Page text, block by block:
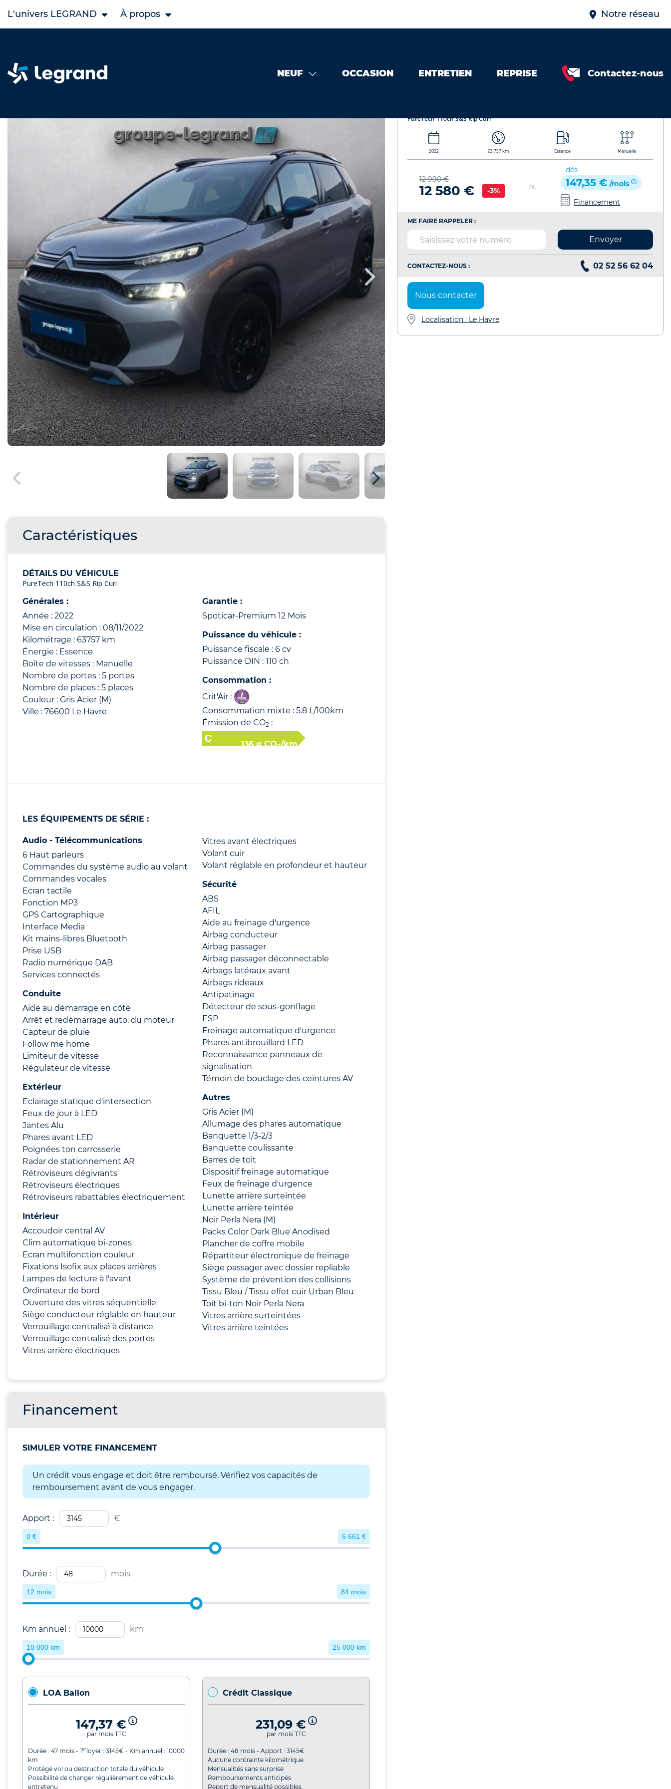
L'univers LEGRAND À propos Notre réseau
NEUF OCCASION ENTRETIEN REPRISE Contactez-nous
Accueil Legrand Occasion
PureTech 110ch S&S Rip Curl
2022 63 757 km Essence Manuelle
12 990 €
12 580 € -3% OU
dès
147,35 € /mois
Financement
ME FAIRE RAPPELER :
Envoyer
CONTACTEZ-NOUS : 02 52 56 62 04
Nous contacter
Localisation : Le Havre
Caractéristiques
DÉTAILS DU VÉHICULE
PureTech 110ch S&S Rip Curl
Générales :
Année : 2022
Mise en circulation : 08/11/2022
Kilométrage : 63757 km
Énergie : Essence
Boîte de vitesses : Manuelle
Nombre de portes : 5 portes
Nombre de places : 5 places
Couleur : Gris Acier (M)
Ville : 76600 Le Havre
Garantie :
Spoticar-Premium 12 Mois
Puissance du véhicule :
Puissance fiscale : 6 cv
Puissance DIN : 110 ch
Consommation :
Crit'Air :
Consommation mixte : 5.8 L/100km
Émission de CO2 :
136 g CO2/km
LES ÉQUIPEMENTS DE SÉRIE :
Audio - Télécommunications
6 Haut parleurs
Commandes du système audio au volant
Commandes vocales
Ecran tactile
Fonction MP3
GPS Cartographique
Interface Media
Kit mains-libres Bluetooth
Prise USB
Radio numérique DAB
Services connectés
Conduite
Aide au démarrage en côte
Arrêt et redémarrage auto. du moteur
Capteur de pluie
Follow me home
Limiteur de vitesse
Régulateur de vitesse
Extérieur
Eclairage statique d'intersection
Feux de jour à LED
Jantes Alu
Phares avant LED
Poignées ton carrosserie
Radar de stationnement AR
Rétroviseurs dégivrants
Rétroviseurs électriques
Rétroviseurs rabattables électriquement
Intérieur
Accoudoir central AV
Clim automatique bi-zones
Ecran multifonction couleur
Fixations Isofix aux places arrières
Lampes de lecture à l'avant
Ordinateur de bord
Ouverture des vitres séquentielle
Siège conducteur réglable en hauteur
Verrouillage centralisé à distance
Verrouillage centralisé des portes
Vitres arrière électriques
Vitres avant électriques
Volant cuir
Volant réglable en profondeur et hauteur
Sécurité
ABS
AFIL
Aide au freinage d'urgence
Airbag conducteur
Airbag passager
Airbag passager déconnectable
Airbags latéraux avant
Airbags rideaux
Antipatinage
Détecteur de sous-gonflage
ESP
Freinage automatique d'urgence
Phares antibrouillard LED
Reconnaissance panneaux de
signalisation
Témoin de bouclage des ceintures AV
Autres
Gris Acier (M)
Allumage des phares automatique
Banquette 1/3-2/3
Banquette coulissante
Barres de toit
Dispositif freinage automatique
Feux de freinage d'urgence
Lunette arrière surteintée
Lunette arrière teintée
Noir Perla Nera (M)
Packs Color Dark Blue Anodised
Plancher de coffre mobile
Répartiteur électronique de freinage
Siège passager avec dossier repliable
Système de prévention des collisions
Tissu Bleu / Tissu effet cuir Urban Bleu
Toit bi-ton Noir Perla Nera
Vitres arrière surteintées
Vitres arrière teintées
Financement
SIMULER VOTRE FINANCEMENT
Un crédit vous engage et doit être remboursé. Vérifiez vos capacités de
remboursement avant de vous engager.
Apport : €
0 € 5 661 €
Durée : mois
12 mois 84 mois
Km annuel : km
10 000 km 25 000 km
LOA Ballon
147,37 €
par mois TTC
Durée : 47 mois - 1er loyer : 3145€ - Km annuel : 10000
km
Protégé vol ou destruction totale du véhicule
Possibilité de changer régulièrement de véhicule
entretenu
Crédit Classique
231,09 €
par mois TTC
Durée :48 mois - Apport :3145€
Aucune contrainte kilométrique
Mensualités sans surprise
Remboursements anticipés
Report de mensualité possibles